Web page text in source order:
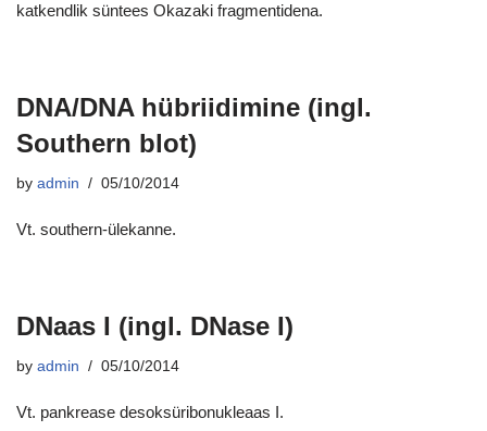
katkendlik süntees Okazaki fragmentidena.
DNA/DNA hübriidimine (ingl.
Southern blot)
by admin 05/10/2014
Vt. southern-ülekanne.
DNaas I (ingl. DNase I)
by admin 05/10/2014
Vt. pankrease desoksüribonukleaas I.